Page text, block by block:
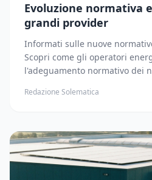
Evoluzione normativa
grandi provider
Informati sulle nuove
Scopri come gli operatori
l'adeguamento normativo dei
Redazione Solematica